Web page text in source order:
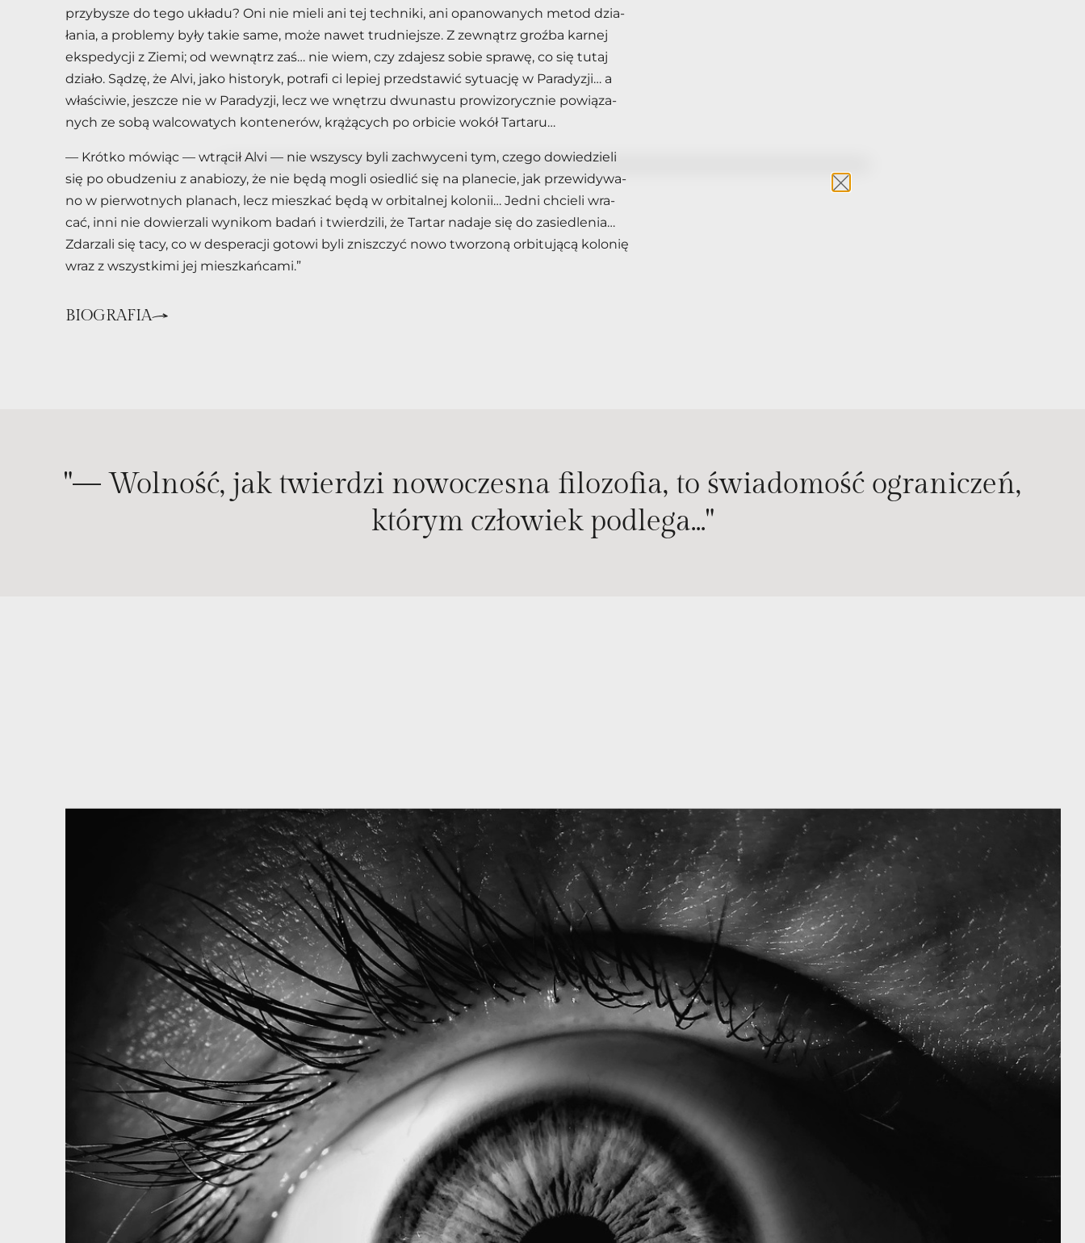
przy­by­sze do tego ukła­du? Oni nie mie­li ani tej tech­ni­ki, ani opa­no­wa­nych me­tod dzia­
ła­nia, a pro­ble­my były ta­kie same, może na­wet trud­niej­sze. Z ze­wnątrz groź­ba kar­nej
eks­pe­dy­cji z Zie­mi; od we­wnątrz zaś… nie wiem, czy zda­jesz so­bie spra­wę, co się tu­taj
dzia­ło. Są­dzę, że Alvi, jako hi­sto­ryk, po­tra­fi ci le­piej przed­sta­wić sy­tu­ację w Pa­ra­dy­zji… a
wła­ści­wie, jesz­cze nie w Pa­ra­dy­zji, lecz we wnę­trzu dwu­na­stu pro­wi­zo­rycz­nie po­wią­za­
nych ze sobą wal­co­wa­tych kon­te­ne­rów, krą­żą­cych po or­bi­cie wo­kół Tar­ta­ru…
— Krót­ko mó­wiąc — wtrą­cił Alvi — nie wszy­scy byli za­chwy­ce­ni tym, cze­go do­wie­dzie­li
się po obu­dze­niu z ana­bio­zy, że nie będą mo­gli osie­dlić się na pla­ne­cie, jak prze­wi­dy­wa­
no w pier­wot­nych pla­nach, lecz miesz­kać będą w or­bi­tal­nej ko­lo­nii… Jed­ni chcie­li wra­
cać, inni nie do­wie­rza­li wy­ni­kom ba­dań i twier­dzi­li, że Tar­tar na­da­je się do za­sie­dle­nia…
Zda­rza­li się tacy, co w de­spe­ra­cji go­to­wi byli znisz­czyć nowo two­rzo­ną or­bi­tu­ją­cą ko­lo­nię
wraz z wszyst­ki­mi jej miesz­kań­ca­mi.”
BIOGRAFIA
"— Wol­ność, jak twier­dzi no­wo­cze­sna fi­lo­zo­fia, to świa­do­mość ogra­ni­czeń,
któ­rym czło­wiek pod­le­ga..."